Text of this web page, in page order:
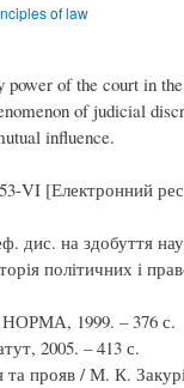
of law
of the court in
of judicial
influence.
VI [Електронний
дис. на здобуття
політичних і
1999. – 376 с.
2005. – 413 с.
та прояв / М. К.